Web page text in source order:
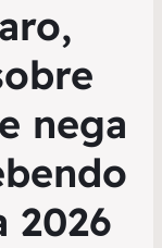
nega
2026